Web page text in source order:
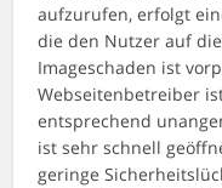
aufzurufen, erfolgt
die den Nutzer auf
Imageschaden ist
Webseitenbetreiber
entsprechend
ist sehr schnell
geringe